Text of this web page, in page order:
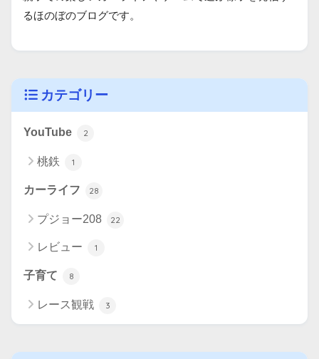
るほのぼのブログです。
カテゴリー
YouTube 2
桃鉄 1
カーライフ 28
プジョー208 22
レビュー 1
子育て 8
レース観戦 3